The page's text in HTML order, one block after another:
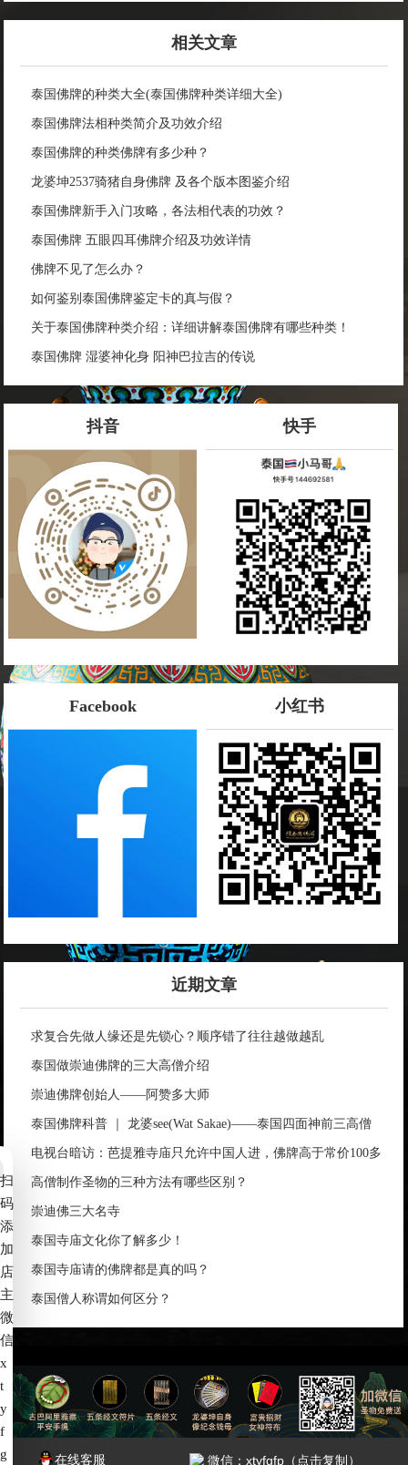
相关文章
泰国佛牌的种类大全(泰国佛牌种类详细大全)
泰国佛牌法相种类简介及功效介绍
泰国佛牌的种类佛牌有多少种？
龙婆坤2537骑猪自身佛牌 及各个版本图鉴介绍
泰国佛牌新手入门攻略，各法相代表的功效？
泰国佛牌 五眼四耳佛牌介绍及功效详情
佛牌不见了怎么办？
如何鉴别泰国佛牌鉴定卡的真与假？
关于泰国佛牌种类介绍：详细讲解泰国佛牌有哪些种类！
泰国佛牌 湿婆神化身 阳神巴拉吉的传说
抖音 快手
Facebook 小红书
近期文章
求复合先做人缘还是先锁心？顺序错了往往越做越乱
泰国做崇迪佛牌的三大高僧介绍
崇迪佛牌创始人——阿赞多大师
泰国佛牌科普 ｜ 龙婆see(Wat Sakae)——泰国四面神前三高僧
电视台暗访：芭提雅寺庙只允许中国人进，佛牌高于常价100多
倍！
高僧制作圣物的三种方法有哪些区别？
崇迪佛三大名寺
泰国寺庙文化你了解多少！
泰国寺庙请的佛牌都是真的吗？
泰国僧人称谓如何区分？
备案号：赣ICP备2022006539号-4
7*24小时服务热线：
扫
码
添
加
店
主
微
信
x
t
y
f
g
在线客服 微信：xtyfgfp（点击复制）